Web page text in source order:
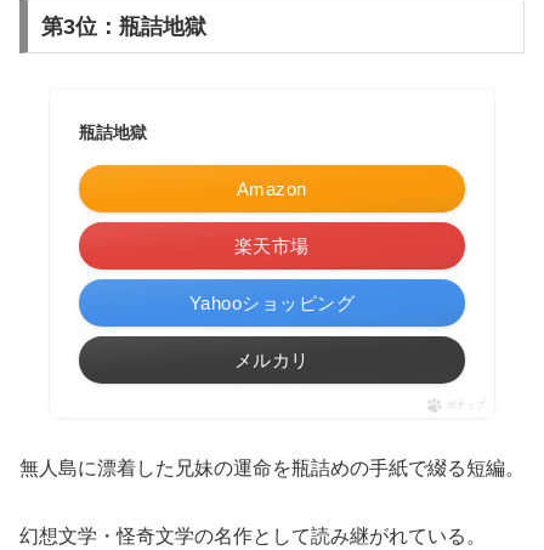
第3位：瓶詰地獄
瓶詰地獄
Amazon
楽天市場
Yahooショッピング
メルカリ
ポチップ
無人島に漂着した兄妹の運命を瓶詰めの手紙で綴る短編。
幻想文学・怪奇文学の名作として読み継がれている。